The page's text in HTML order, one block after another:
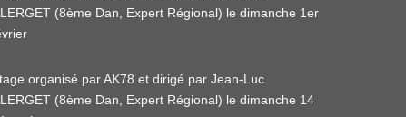
(8ème Dan, Expert Régional) le dimanche 1er
organisé par AK78 et dirigé par Jean-Luc
(8ème Dan, Expert Régional) le dimanche 14